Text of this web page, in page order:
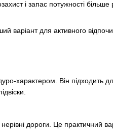
і запас потужності більше
для активного
характером. Він підходить
дороги. Це практичний